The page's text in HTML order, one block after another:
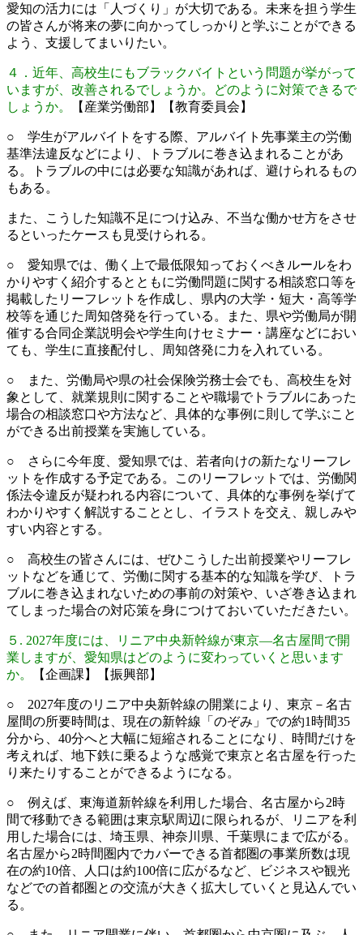
愛知の活力には「人づくり」が大切である。未来を担う学生
の皆さんが将来の夢に向かってしっかりと学ぶことができる
よう、支援してまいりたい。
４．近年、高校生にもブラックバイトという問題が挙がって
いますが、改善されるでしょうか。どのように対策できるで
しょうか。
【産業労働部】【教育委員会】
○ 学生がアルバイトをする際、アルバイト先事業主の労働
基準法違反などにより、トラブルに巻き込まれることがあ
る。トラブルの中には必要な知識があれば、避けられるもの
もある。
また、こうした知識不足につけ込み、不当な働かせ方をさせ
るといったケースも見受けられる。
○ 愛知県では、働く上で最低限知っておくべきルールをわ
かりやすく紹介するとともに労働問題に関する相談窓口等を
掲載したリーフレットを作成し、県内の大学・短大・高等学
校等を通じた周知啓発を行っている。また、県や労働局が開
催する合同企業説明会や学生向けセミナー・講座などにおい
ても、学生に直接配付し、周知啓発に力を入れている。
○ また、労働局や県の社会保険労務士会でも、高校生を対
象として、就業規則に関することや職場でトラブルにあった
場合の相談窓口や方法など、具体的な事例に則して学ぶこと
ができる出前授業を実施している。
○ さらに今年度、愛知県では、若者向けの新たなリーフレ
ットを作成する予定である。このリーフレットでは、労働関
係法令違反が疑われる内容について、具体的な事例を挙げて
わかりやすく解説することとし、イラストを交え、親しみや
すい内容とする。
○ 高校生の皆さんには、ぜひこうした出前授業やリーフレ
ットなどを通じて、労働に関する基本的な知識を学び、トラ
ブルに巻き込まれないための事前の対策や、いざ巻き込まれ
てしまった場合の対応策を身につけておいていただきたい。
５. 2027年度には、リニア中央新幹線が東京―名古屋間で開
業しますが、愛知県はどのように変わっていくと思います
か。
【企画課】【振興部】
○ 2027年度のリニア中央新幹線の開業により、東京－名古
屋間の所要時間は、現在の新幹線「のぞみ」での約1時間35
分から、40分へと大幅に短縮されることになり、時間だけを
考えれば、地下鉄に乗るような感覚で東京と名古屋を行った
り来たりすることができるようになる。
○ 例えば、東海道新幹線を利用した場合、名古屋から2時
間で移動できる範囲は東京駅周辺に限られるが、リニアを利
用した場合には、埼玉県、神奈川県、千葉県にまで広がる。
名古屋から2時間圏内でカバーできる首都圏の事業所数は現
在の約10倍、人口は約100倍に広がるなど、ビジネスや観光
などでの首都圏との交流が大きく拡大していくと見込んでい
る。